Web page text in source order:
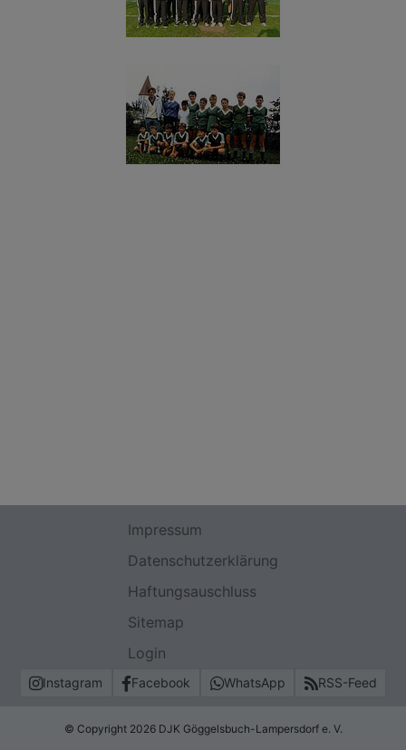
Impressum
Datenschutzerklärung
Haftungsauschluss
Sitemap
Login
Instagram Facebook WhatsApp RSS-Feed
© Copyright 2026 DJK Göggelsbuch-Lampersdorf e. V.